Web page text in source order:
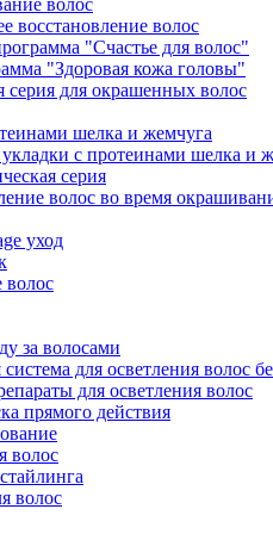
волос
восстановление волос
"Счастье для волос"
"Здоровая кожа головы"
серия для окрашенных волос
шелка и жемчуга
с протеинами шелка и
серия
волос во время
уход
волос
за волосами
для осветления волос
для осветления волос
прямого действия
волос
волос